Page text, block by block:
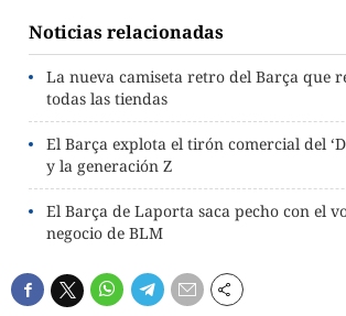
Noticias relacionadas
La nueva camiseta retro del Barça que
todas las tiendas
El Barça explota el tirón comercial del
y la generación Z
El Barça de Laporta saca pecho con el
negocio de BLM